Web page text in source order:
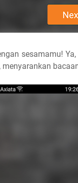
sesamamu!